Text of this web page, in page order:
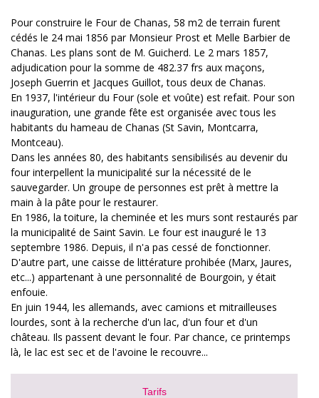
Pour construire le Four de Chanas, 58 m2 de terrain furent
cédés le 24 mai 1856 par Monsieur Prost et Melle Barbier de
Chanas. Les plans sont de M. Guicherd. Le 2 mars 1857,
adjudication pour la somme de 482.37 frs aux maçons,
Joseph Guerrin et Jacques Guillot, tous deux de Chanas.
En 1937, l'intérieur du Four (sole et voûte) est refait. Pour son
inauguration, une grande fête est organisée avec tous les
habitants du hameau de Chanas (St Savin, Montcarra,
Montceau).
Dans les années 80, des habitants sensibilisés au devenir du
four interpellent la municipalité sur la nécessité de le
sauvegarder. Un groupe de personnes est prêt à mettre la
main à la pâte pour le restaurer.
En 1986, la toiture, la cheminée et les murs sont restaurés par
la municipalité de Saint Savin. Le four est inauguré le 13
septembre 1986. Depuis, il n'a pas cessé de fonctionner.
D'autre part, une caisse de littérature prohibée (Marx, Jaures,
etc...) appartenant à une personnalité de Bourgoin, y était
enfouie.
En juin 1944, les allemands, avec camions et mitrailleuses
lourdes, sont à la recherche d'un lac, d'un four et d'un
château. Ils passent devant le four. Par chance, ce printemps
là, le lac est sec et de l'avoine le recouvre...
Tarifs